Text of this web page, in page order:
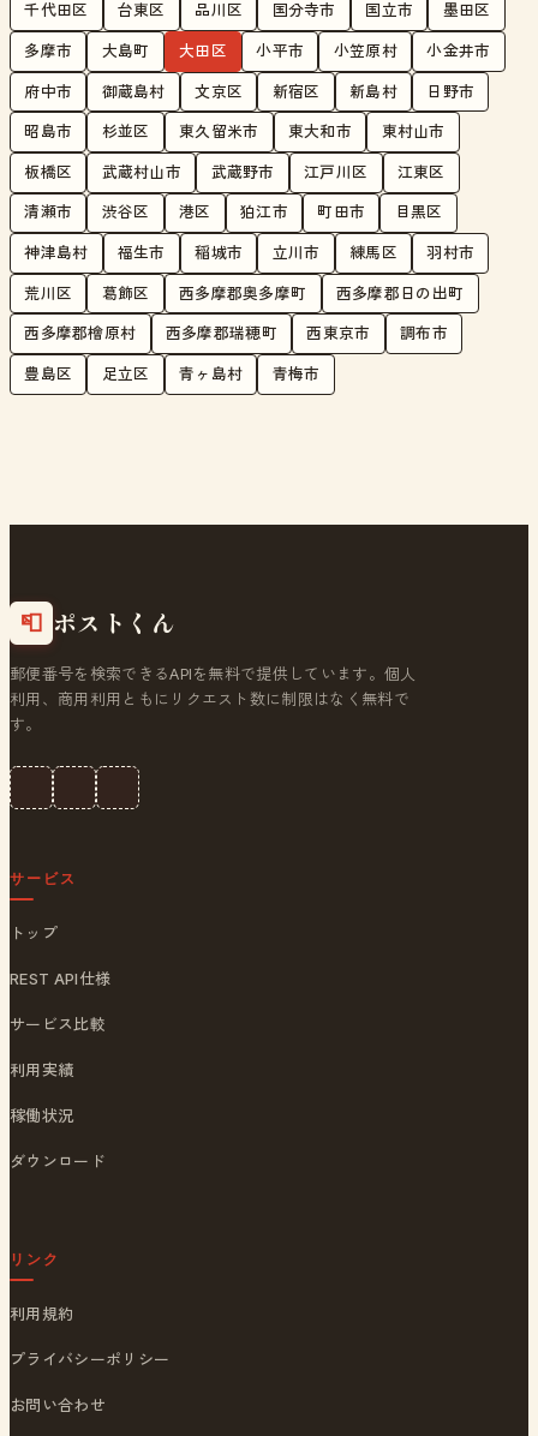
千代田区 台東区 品川区 国分寺市 国立市 墨田区
多摩市 大島町 大田区 小平市 小笠原村 小金井市
府中市 御蔵島村 文京区 新宿区 新島村 日野市
昭島市 杉並区 東久留米市 東大和市 東村山市
板橋区 武蔵村山市 武蔵野市 江戸川区 江東区
清瀬市 渋谷区 港区 狛江市 町田市 目黒区
神津島村 福生市 稲城市 立川市 練馬区 羽村市
荒川区 葛飾区 西多摩郡奥多摩町 西多摩郡日の出町
西多摩郡檜原村 西多摩郡瑞穂町 西東京市 調布市
豊島区 足立区 青ヶ島村 青梅市
📮 ポストくん
郵便番号を検索できるAPIを無料で提供しています。個人
利用、商用利用ともにリクエスト数に制限はなく無料で
す。
サービス
トップ
REST API仕様
サービス比較
利用実績
稼働状況
ダウンロード
リンク
利用規約
プライバシーポリシー
お問い合わせ